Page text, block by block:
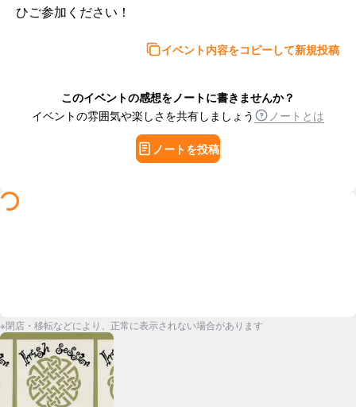
ひご参加ください！
イベント内容をコピーして新規投稿
このイベントの感想をノートに書きませんか？
イベントの雰囲気や楽しさを共有しましょう
ノートとは
ノートを投稿
※閉店・移転などにより、正常に表示されない場合があります